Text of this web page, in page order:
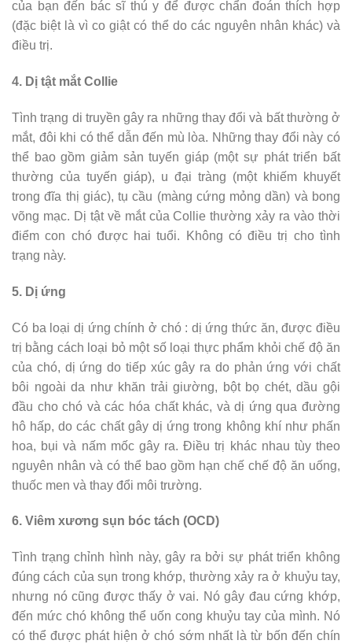
của bạn đến bác sĩ thú y để được chẩn đoán thích hợp
(đặc biệt là vì co giật có thể do các nguyên nhân khác) và
điều trị.
4. Dị tật mắt Collie
Tình trạng di truyền gây ra những thay đổi và bất thường ở
mắt, đôi khi có thể dẫn đến mù lòa. Những thay đổi này có
thể bao gồm giảm sản tuyến giáp (một sự phát triển bất
thường của tuyến giáp), u đại tràng (một khiếm khuyết
trong đĩa thị giác), tụ cầu (màng cứng mỏng dần) và bong
võng mạc. Dị tật về mắt của Collie thường xảy ra vào thời
điểm con chó được hai tuổi. Không có điều trị cho tình
trạng này.
5. Dị ứng
Có ba loại dị ứng chính ở chó : dị ứng thức ăn, được điều
trị bằng cách loại bỏ một số loại thực phẩm khỏi chế độ ăn
của chó, dị ứng do tiếp xúc gây ra do phản ứng với chất
bôi ngoài da như khăn trải giường, bột bọ chét, dầu gội
đầu cho chó và các hóa chất khác, và dị ứng qua đường
hô hấp, do các chất gây dị ứng trong không khí như phấn
hoa, bụi và nấm mốc gây ra. Điều trị khác nhau tùy theo
nguyên nhân và có thể bao gồm hạn chế chế độ ăn uống,
thuốc men và thay đổi môi trường.
6. Viêm xương sụn bóc tách (OCD)
Tình trạng chỉnh hình này, gây ra bởi sự phát triển không
đúng cách của sụn trong khớp, thường xảy ra ở khuỷu tay,
nhưng nó cũng được thấy ở vai. Nó gây đau cứng khớp,
đến mức chó không thể uốn cong khuỷu tay của mình. Nó
có thể được phát hiện ở chó sớm nhất là từ bốn đến chín